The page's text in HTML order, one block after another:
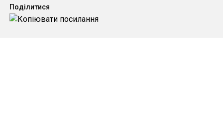
Поділитися